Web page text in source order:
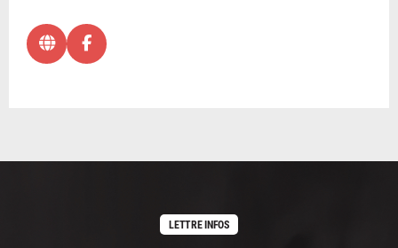
LETTRE INFOS